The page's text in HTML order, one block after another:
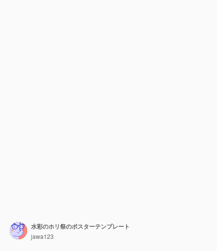
水彩のホリ祭のポスターテンプレート
jawa123